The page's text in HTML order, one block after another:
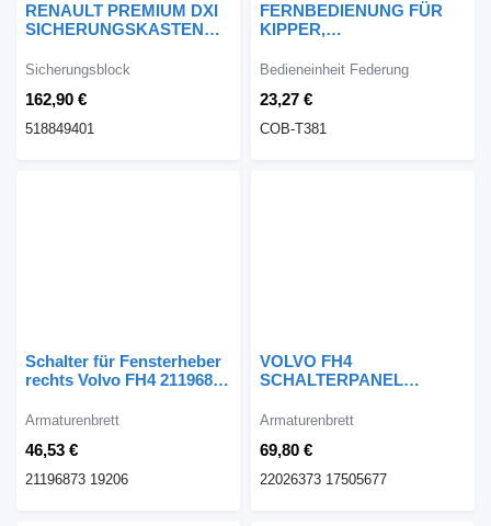
RENAULT PREMIUM DXI
SICHERUNGSKASTEN
Sicherungsblock
162,90 €
Sicherungsblock
518849401
FERNBEDIENUNG FÜR
KIPPER,
T381 Bedieneinheit
23,27 €
Bedieneinheit Federung
COB-T381
Schalter für Fensterheber
rechts Volvo FH4 21196873
46,53 €
Armaturenbrett
21196873 19206
VOLVO FH4
SCHALTERPANEL
69,80 €
Armaturenbrett
22026373 17505677